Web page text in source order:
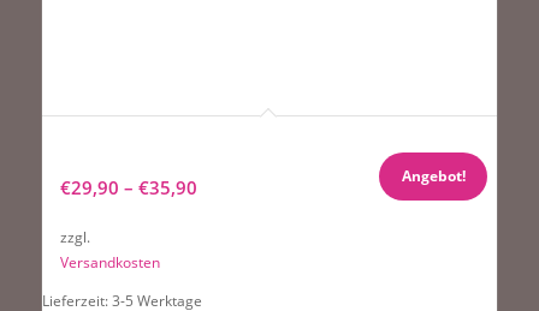
Handgemacht Paracord mit Schnellverschluss
€29,90 – €35,90 Angebot!
zzgl.
Versandkosten
Lieferzeit:3-5 Werktage